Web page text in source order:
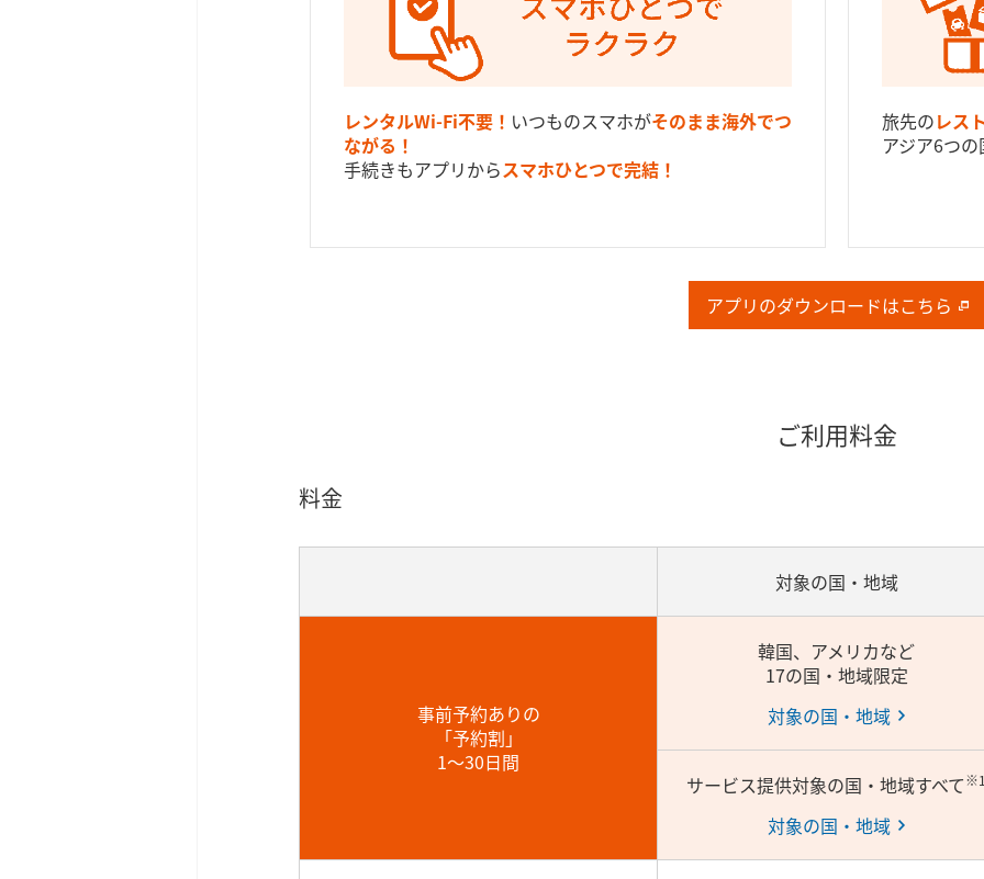
レンタルWi-Fi不要！ いつものスマホがそのまま海外でつ
ながる！
手続きもアプリからスマホひとつで完結！
旅先のレス
アジア6つ
アプリのダウンロードはこちら
ご利用料金
料金
対象の国・地域
事前予約ありの
「予約割」
1～30日間
韓国、アメリカなど
17の国・地域限定
対象の国・地域
サービス提供対象の国・地域すべて
対象の国・地域